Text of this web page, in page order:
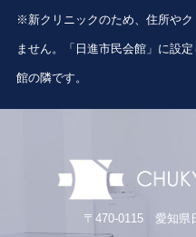
※新クリニックのため、住所や
ません。「日進市民会館」に設
館の隣です。
〒470-0115 愛知県